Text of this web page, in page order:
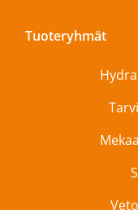
Tuoteryhmät